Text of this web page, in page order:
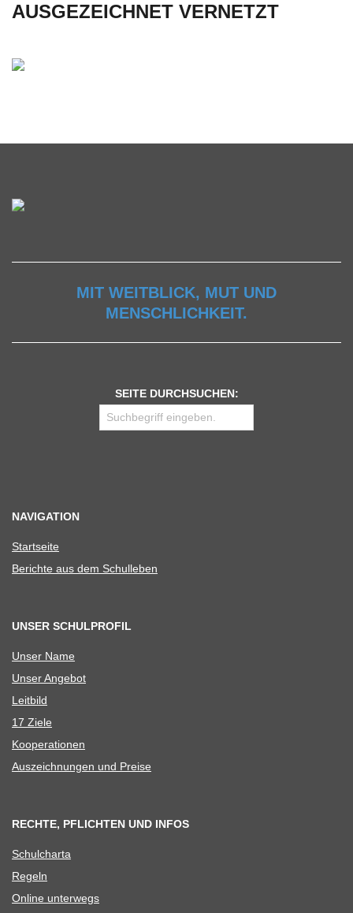
AUSGEZEICHNET VERNETZT
MIT WEITBLICK, MUT UND
MENSCHLICHKEIT.
SEITE DURCHSUCHEN:
NAVIGATION
Start­seite
Berichte aus dem Schulleben
UNSER SCHULPROFIL
Unser Name
Unser Ange­bot
Leit­bild
17 Ziele
Koope­ra­tio­nen
Aus­zeich­nun­gen und Preise
RECHTE, PFLICHTEN UND INFOS
Schul­charta
Regeln
Online unter­wegs